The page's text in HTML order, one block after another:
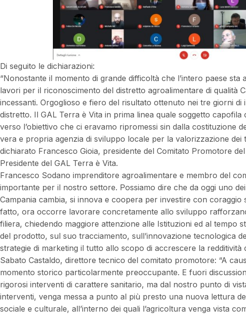
Di seguito le dichiarazioni:
“Nonostante il momento di grande difficoltà che l’intero paese sta
lavori per il riconoscimento del distretto agroalimentare di qualità
incessanti. Orgoglioso e fiero del risultato ottenuto nei tre giorni
distretto. Il GAL Terra è Vita in prima linea quale soggetto
verso l’obiettivo che ci eravamo ripromessi sin dalla costituzione
vera e propria agenzia di sviluppo locale per la valorizzazione
dichiarato Francesco Gioia, presidente del Comitato Promotore
Presidente del GAL Terra è Vita.
Francesco Sodano imprenditore agroalimentare e membro del
importante per il nostro settore. Possiamo dire che da oggi uno
Campania cambia, si innova e coopera per investire con coraggio
fatto, ora occorre lavorare concretamente allo sviluppo
filiera, chiedendo maggiore attenzione alle Istituzioni ed al tempo
del prodotto, sul suo tracciamento, sull’innovazione tecnologica
strategie di marketing il tutto allo scopo di accrescere la redditività
Sabato Castaldo, direttore tecnico del comitato promotore: “A
momento storico particolarmente preoccupante. E fuori
rigorosi interventi di carattere sanitario, ma dal nostro punto di
interventi, venga messa a punto al più presto una nuova lettura
sociale e culturale, all’interno dei quali l’agricoltura venga vista